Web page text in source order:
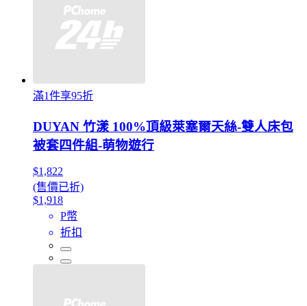
滿1件享95折
DUYAN 竹漾 100%頂級萊塞爾天絲-雙人床包
被套四件組-萌物遊行
$1,822
(售價已折)
$1,918
P幣
折扣